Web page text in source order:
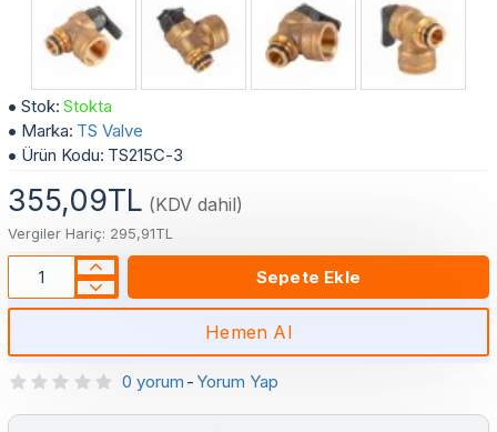
Stok: Stokta
Marka: TS Valve
Ürün Kodu: TS215C-3
0 yorum - Yorum Yap
355,09TL (KDV dahil)
Vergiler Hariç: 295,91TL
Sepete Ekle
Hemen Al